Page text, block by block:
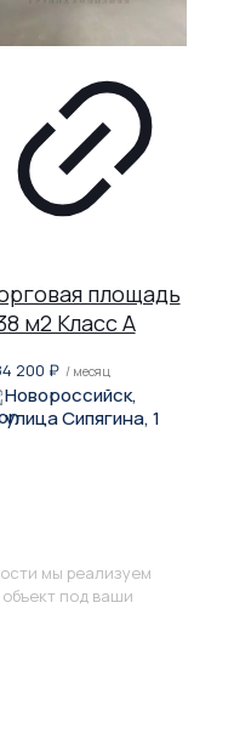
площадь
м2 Класс A
200 ₽ / месяц
Новороссийск,
улица Сипягина, 1
мы реализуем
под ваши